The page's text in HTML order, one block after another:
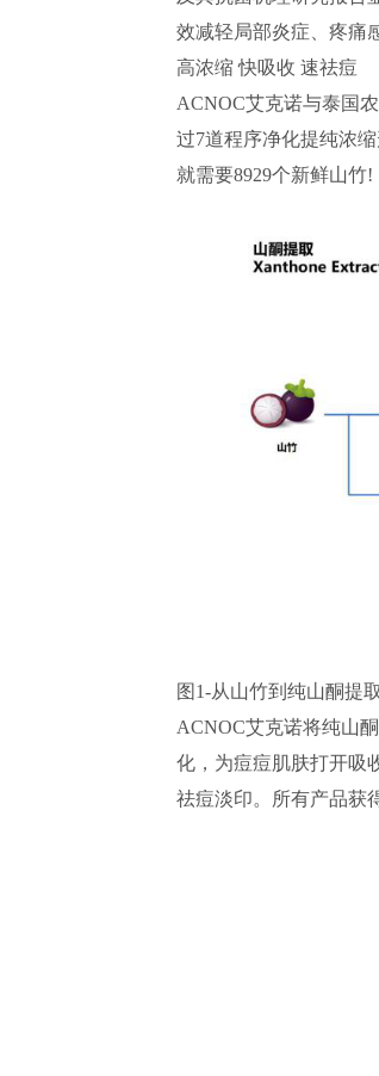
效减轻局部炎症、疼痛
高浓缩 快吸收 速祛痘
ACNOC艾克诺与泰国
过7道程序净化提纯浓
就需要8929个新鲜山竹!
图1-从山竹到纯山酮提
ACNOC艾克诺将纯山
化，为痘痘肌肤打开吸
祛痘淡印。所有产品获